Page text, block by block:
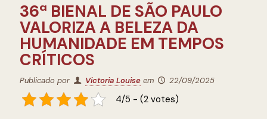
36ª BIENAL DE SÃO PAULO
VALORIZA A BELEZA DA
HUMANIDADE EM TEMPOS
CRÍTICOS
Publicado por Victoria Louise em 22/09/2025
4/5 - (2 votes)